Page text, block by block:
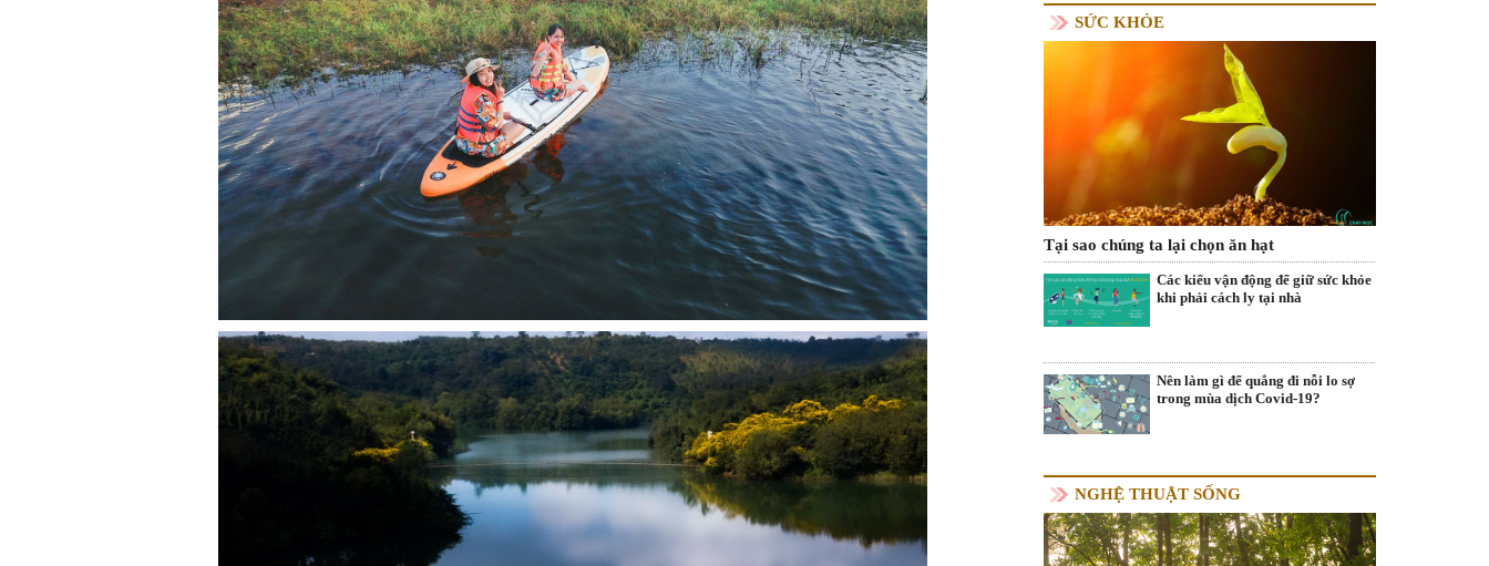
SỨC KHỎE
Tại sao chúng ta lại chọn ăn hạt
Các kiểu vận động để giữ sức khỏe
khi phải cách ly tại nhà
Nên làm gì để quẳng đi nỗi lo sợ
trong mùa dịch Covid-19?
NGHỆ THUẬT SỐNG